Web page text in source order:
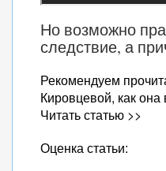
Но возможно
следствие, а
Рекомендуем
Кировцевой, как
Читать статью >>
Оценка статьи: